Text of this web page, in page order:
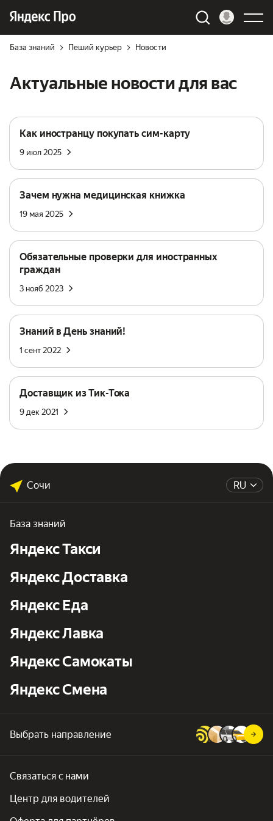
База знаний Пеший курьер Новости
Актуальные новости для вас
Как иностранцу покупать сим-карту
9 июл 2025
Зачем нужна медицинская книжка
19 мая 2025
Обязательные проверки для иностранных
граждан
3 нояб 2023
Знаний в День знаний!
1 сент 2022
Доставщик из Тик-Тока
9 дек 2021
RU
Сочи
База знаний
Яндекс Такси
Яндекс Доставка
Яндекс Еда
Яндекс Лавка
Яндекс Самокаты
Яндекс Смена
Выбрать направление
Связаться с нами
Центр для водителей